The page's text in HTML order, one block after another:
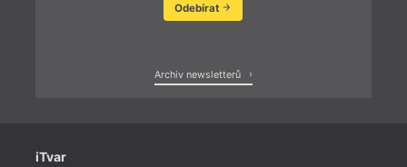
Odebírat
Archiv newsletterů
iTvar